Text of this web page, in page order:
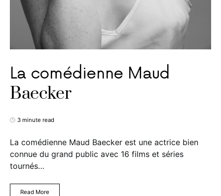
La comédienne Maud
Baecker
3 minute read
La comédienne Maud Baecker est une actrice bien
connue du grand public avec 16 films et séries
tournés…
Read More